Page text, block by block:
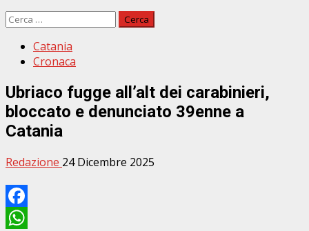
Ricerca
Catania
Cronaca
Ubriaco fugge all’alt dei carabinieri,
bloccato e denunciato 39enne a
Catania
Redazione 24 Dicembre 2025
Facebook